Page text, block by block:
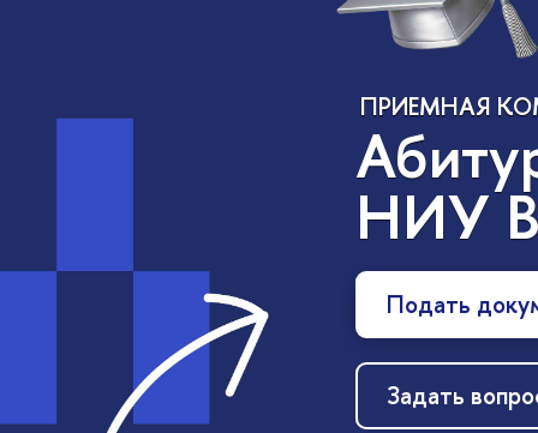
ПРИЕМНАЯ
НИУ
Подать
Задать